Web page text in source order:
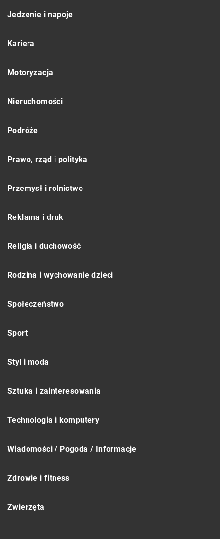
Jedzenie i napoje
Kariera
Motoryzacja
Nieruchomości
Podróże
Prawo, rząd i polityka
Przemysł i rolnictwo
Reklama i druk
Religia i duchowość
Rodzina i wychowanie dzieci
Społeczeństwo
Sport
Styl i moda
Sztuka i zainteresowania
Technologia i komputery
Wiadomości / Pogoda / Informacje
Zdrowie i fitness
Zwierzęta